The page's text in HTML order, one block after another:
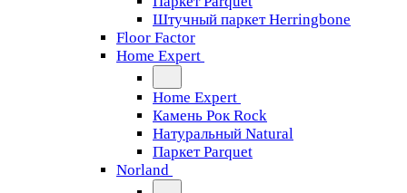
Штучный паркет Herringbone
Floor Factor
Home Expert
Home Expert
Камень Рок Rock
Натуральный Natural
Паркет Parquet
Norland